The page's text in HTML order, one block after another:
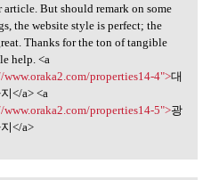
article. But should remark on some
the website style is perfect; the
Thanks for the ton of tangible
help. <a
properties14-4">대
</a> <a
properties14-5">광
</a>